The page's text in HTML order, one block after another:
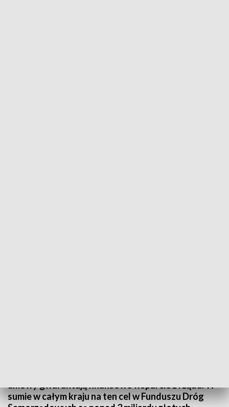
umowy gwarantują finansowe wsparcie z rządu. W
sumie w całym kraju na ten cel w Funduszu Dróg